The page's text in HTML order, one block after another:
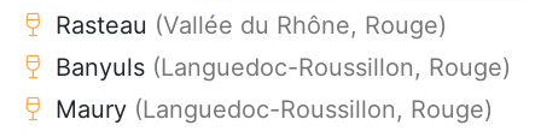
Rasteau (Vallée du Rhône, Rouge)
Banyuls (Languedoc-Roussillon, Rouge)
Maury (Languedoc-Roussillon, Rouge)